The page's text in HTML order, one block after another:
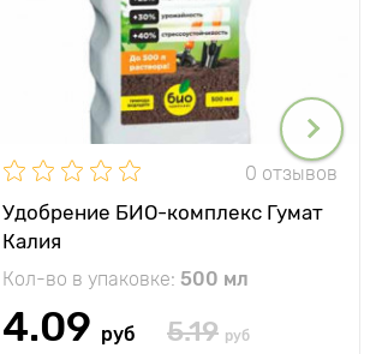
0 отзывов
Удобрение БИО-комплекс Гумат
Калия
Кол-во в упаковке: 500 мл
4.09 руб 5.19 руб